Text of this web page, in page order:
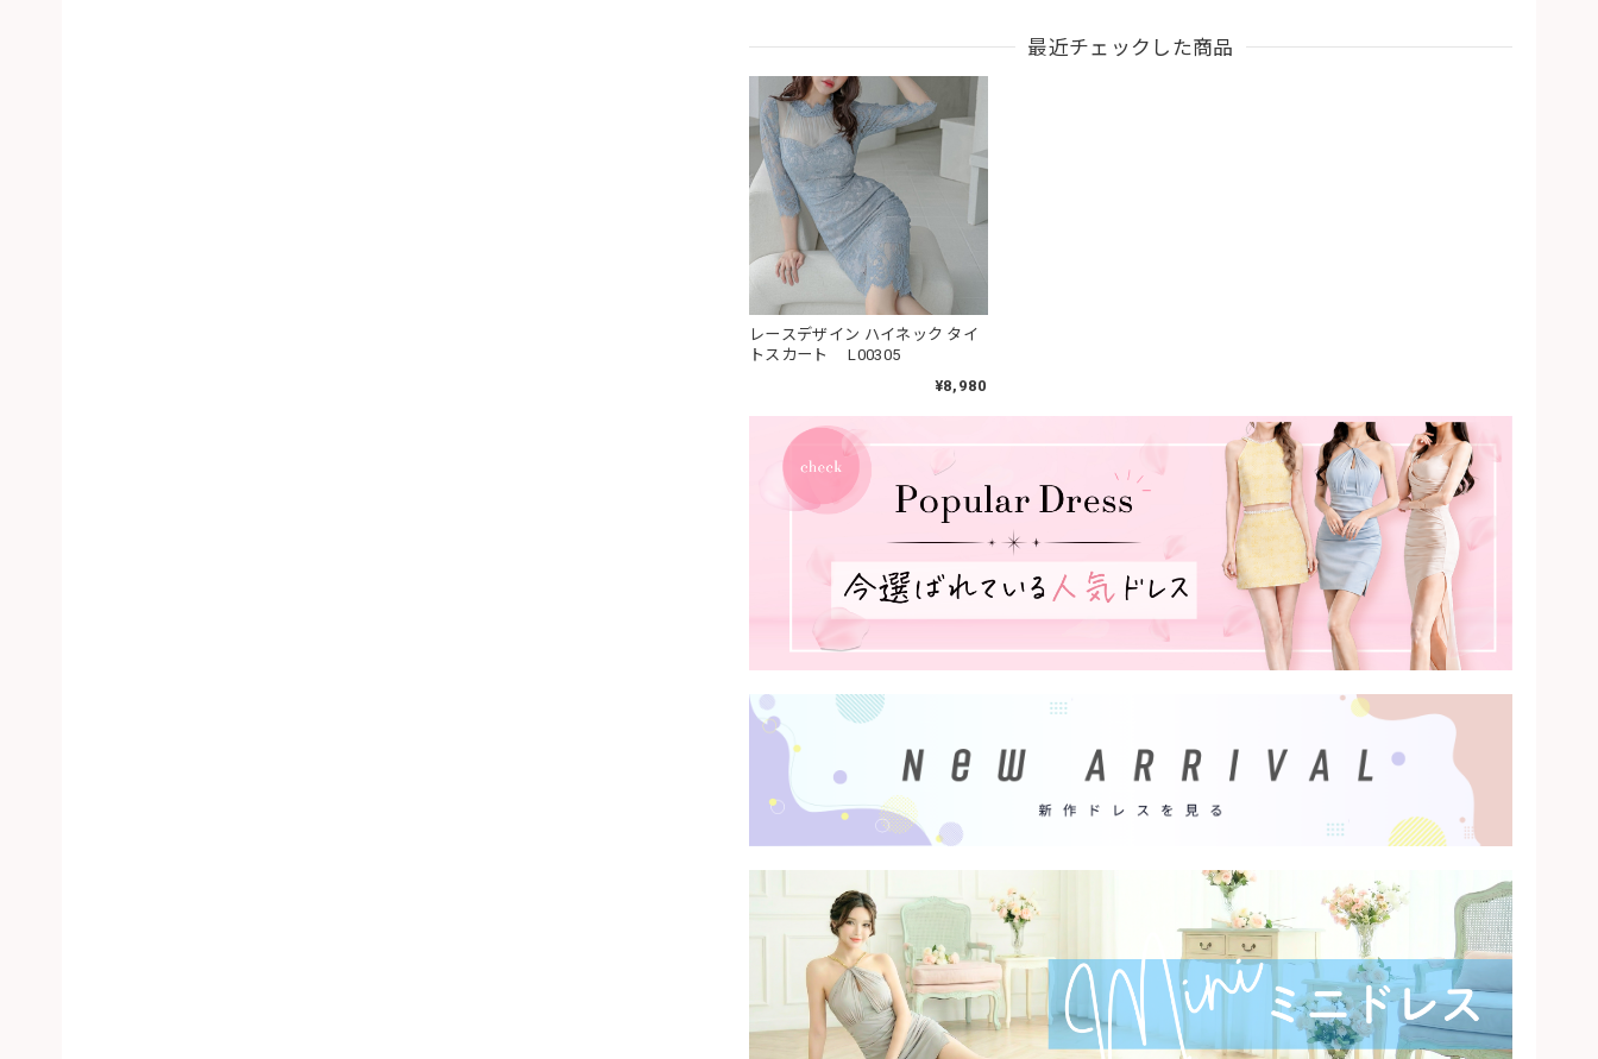
最近チェックした商品
レースデザイン ハイネック タイ
トスカート L00305
¥8,980